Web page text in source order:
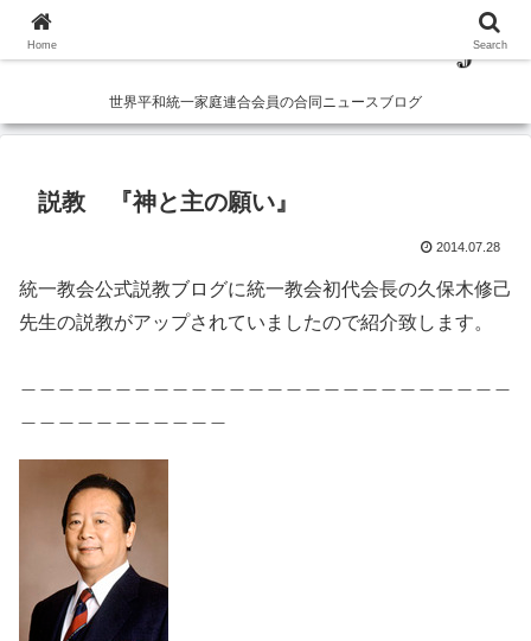
世界平和統一家庭連合会員の合同ニュースブログ
説教 『神と主の願い』
2014.07.28
統一教会公式説教ブログに統一教会初代会長の久保木修己
先生の説教がアップされていましたので紹介致します。
Home Search